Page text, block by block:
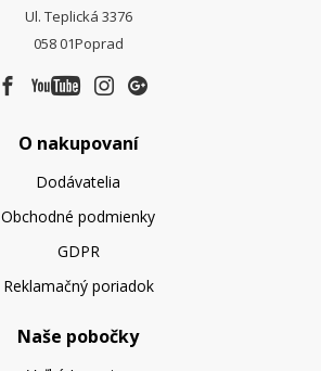
Ul. Teplická 3376
058 01Poprad
O nakupovaní
Dodávatelia
Obchodné podmienky
GDPR
Reklamačný poriadok
Naše pobočky